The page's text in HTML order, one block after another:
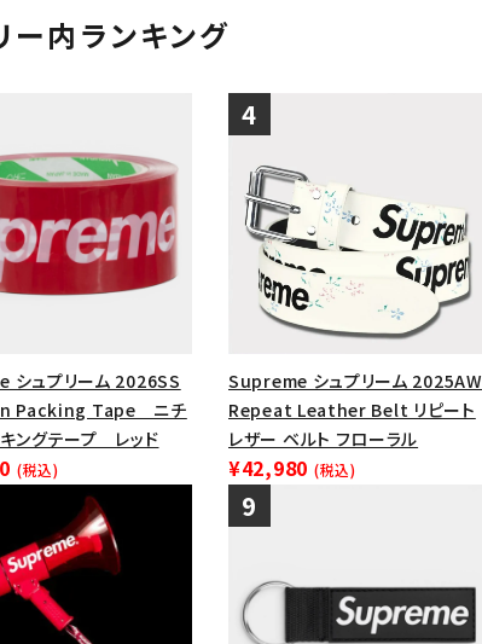
ー内ランキング
シュプリーム 2026SS
Packing Tape ニチ
ングテープ レッド
(税込)
Supreme シュプリーム 2025AW
Repeat Leather Belt リピート
レザー ベルト フローラル
¥42,980 (税込)